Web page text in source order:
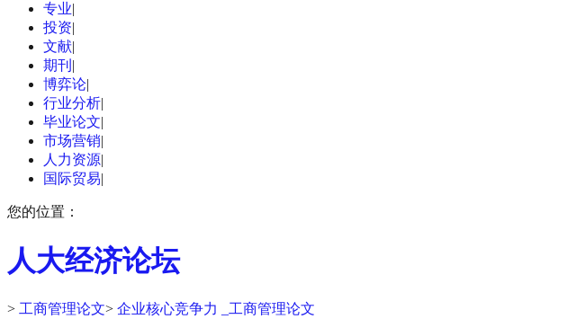
专业|
投资|
文献|
期刊 |
博弈论|
行业分析|
毕业论文|
市场营销|
人力资源|
国际贸易|
您的位置：
人大经济论坛
> 工商管理论文> 企业核心竞争力 _工商管理论文